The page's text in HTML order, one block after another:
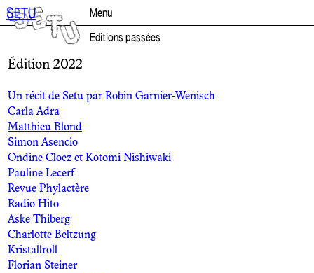
Aller
au
SETU Menu
Editions passées
Édition 2022
Un récit de Setu par Robin Garnier-Wenisch
Carla Adra
Matthieu Blond
Simon Asencio
Ondine Cloez et Kotomi Nishiwaki
Pauline Lecerf
Revue Phylactère
Radio Hito
Aske Thiberg
Charlotte Beltzung
Kristallroll
Florian Steiner